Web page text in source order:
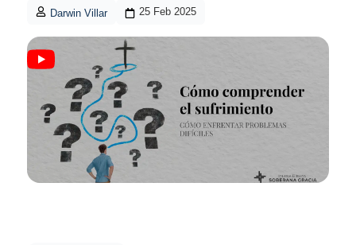
Darwin Villar 25 Feb 2025